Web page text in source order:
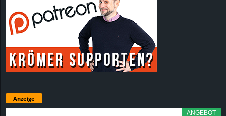
Anzeige
ANGEBOT